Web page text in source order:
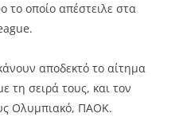
το οποίο απέστειλε στα
αποδεκτό το αίτημα
τη σειρά τους, και τον
Ολυμπιακό, ΠΑΟΚ.